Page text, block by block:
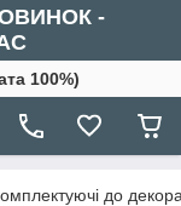
-
100%)
до